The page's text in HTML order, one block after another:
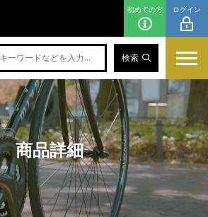
初めての方 ログイン
検索
商品詳細